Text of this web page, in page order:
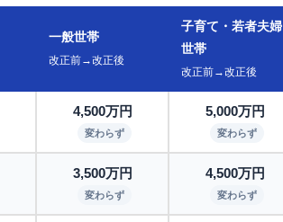
一般世帯
改正前→改正後
子育て・若者夫婦
世帯
改正前→改正後
4,500万円
変わらず
5,000万円
変わらず
3,500万円
変わらず
4,500万円
変わらず